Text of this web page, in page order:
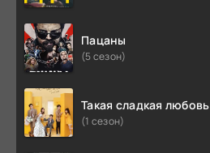
Пацаны
(5 сезон)
Такая сладкая любовь
(1 сезон)